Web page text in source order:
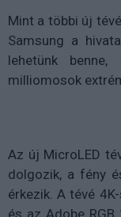
Mint a többi új
Samsung a
lehetünk
milliomosok
Az új MicroLED
dolgozik, a fény
érkezik. A tévé
és az Adobe